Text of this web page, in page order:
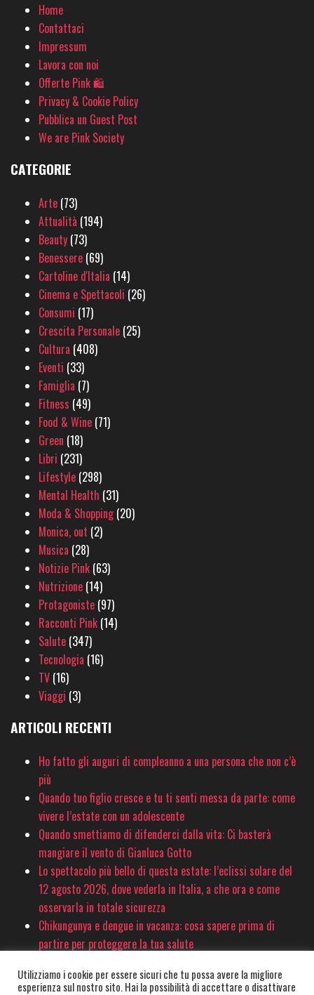
Home
Contattaci
Impressum
Lavora con noi
Offerte Pink 🛍
Privacy & Cookie Policy
Pubblica un Guest Post
We are Pink Society
CATEGORIE
Arte (73)
Attualità (194)
Beauty (73)
Benessere (69)
Cartoline d'Italia (14)
Cinema e Spettacoli (26)
Consumi (17)
Crescita Personale (25)
Cultura (408)
Eventi (33)
Famiglia (7)
Fitness (49)
Food & Wine (71)
Green (18)
Libri (231)
Lifestyle (298)
Mental Health (31)
Moda & Shopping(20)
Monica, out (2)
Musica (28)
Notizie Pink (63)
Nutrizione (14)
Protagoniste (97)
Racconti Pink (14)
Salute (347)
Tecnologia (16)
TV (16)
Viaggi (3)
ARTICOLI RECENTI
Ho fatto gli auguri di compleanno a una persona che non c’è
più
Quando tuo figlio cresce e tu ti senti messa da parte: come
vivere l’estate con un adolescente
Quando smettiamo di difenderci dalla vita: Ci basterà
mangiare il vento di Gianluca Gotto
Lo spettacolo più bello di questa estate: l’eclissi solare del
12 agosto 2026, dove vederla in Italia, a che ora e come
osservarla in totale sicurezza
Chikungunya e dengue in vacanza: cosa sapere prima di
partire per proteggere la tua salute
© PinkSociety.it 2020-2026 - È vietata la copia e la riproduzione dei contenuti
Utilizziamo i cookie per essere sicuri che tu possa avere la migliore
esperienza sul nostro sito. Hai la possibilità di accettare o disattivare